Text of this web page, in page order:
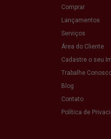
Comprar
Lançamentos
Serviços
Área do Cliente
Cadastre o seu
Trabalhe
Blog
Contato
Política de